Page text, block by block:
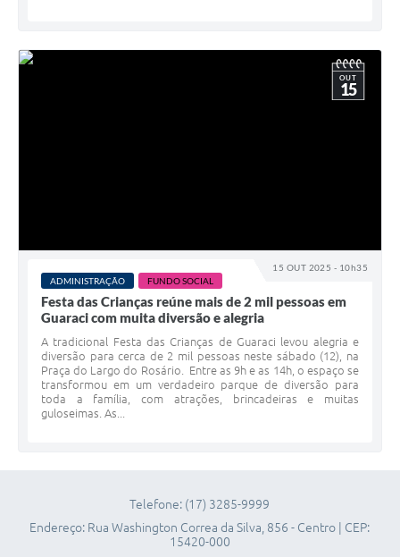
15 OUT 2025 - 10h35
OUT
15
ADMINISTRAÇÃO FUNDO SOCIAL
Festa das Crianças reúne mais de 2 mil pessoas em
Guaraci com muita diversão e alegria
A tradicional Festa das Crianças de Guaraci levou alegria e
diversão para cerca de 2 mil pessoas neste sábado (12), na
Praça do Largo do Rosário. Entre as 9h e as 14h, o espaço se
transformou em um verdadeiro parque de diversão para
toda a família, com atrações, brincadeiras e muitas
guloseimas. As...
Telefone: (17) 3285-9999
Endereço: Rua Washington Correa da Silva, 856 - Centro | CEP:
15420-000